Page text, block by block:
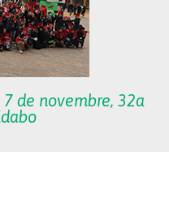
de novembre, 32a